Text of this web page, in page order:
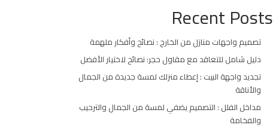
Recent Posts
تصميم واجهات منازل من الخارج : نصائح وأفكار ملهمة
دليل شامل للتعاقد مع مقاول حجر: نصائح لاختيار الأفضل
تجديد واجهة البيت : إعطاء منزلك لمسة جديدة من الجمال
والأناقة
مداخل الفلل : التصميم يضفي لمسة من الجمال والترحيب
والفخامة